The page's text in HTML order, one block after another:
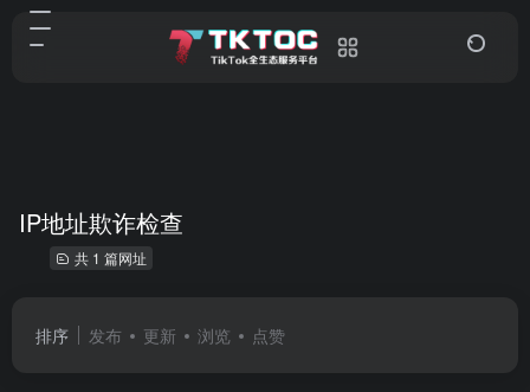
IP地址欺诈检查
共 1 篇网址
排序 发布 更新 浏览 点赞